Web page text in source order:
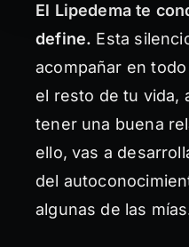
El Lipedema te
define. Esta
acompañar en
el resto de tu vida,
tener una buena
ello, vas a
del
algunas de las